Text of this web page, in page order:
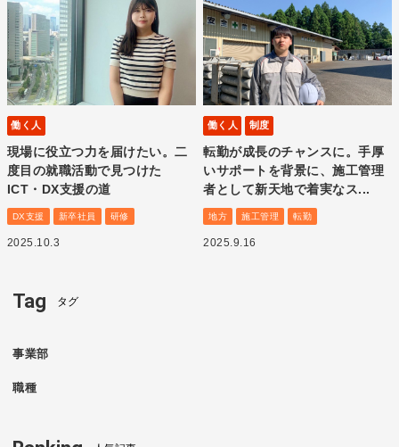
働く人
現場に役立つ力を届けたい。二
度目の就職活動で見つけた
ICT・DX支援の道
DX支援 新卒社員 研修
2025.10.3
働く人 制度
転勤が成長のチャンスに。手厚
いサポートを背景に、施工管理
者として新天地で着実なス...
地方 施工管理 転勤
2025.9.16
Tag タグ
事業部
職種